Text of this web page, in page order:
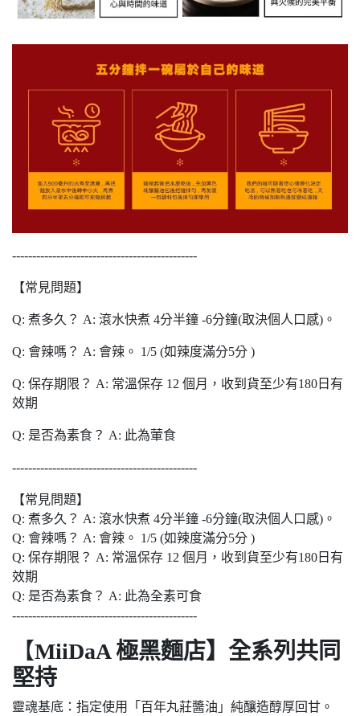
----------------------------------------------
【常見問題】
Q: 煮多久？ A: 滾水快煮 4分半鐘 -6分鐘(取決個人口感)。
Q: 會辣嗎？ A: 會辣。 1/5 (如辣度滿分5分 )
Q: 保存期限？ A: 常溫保存 12 個月，收到貨至少有180日有
效期
Q: 是否為素食？ A: 此為葷食
----------------------------------------------
【常見問題】
Q: 煮多久？ A: 滾水快煮 4分半鐘 -6分鐘(取決個人口感)。
Q: 會辣嗎？ A: 會辣。 1/5 (如辣度滿分5分 )
Q: 保存期限？ A: 常溫保存 12 個月，收到貨至少有180日有
效期
Q: 是否為素食？ A: 此為全素可食
----------------------------------------------
【MiiDaA 極黑麵店】全系列共同
堅持
靈魂基底：指定使用「百年丸莊醬油」純釀造醇厚回甘。